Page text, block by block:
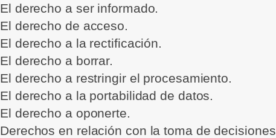
El derecho a ser informado.
El derecho de acceso.
El derecho a la rectificación.
El derecho a borrar.
El derecho a restringir el procesamiento.
El derecho a la portabilidad de datos.
El derecho a oponerte.
Derechos en relación con la toma de decisiones